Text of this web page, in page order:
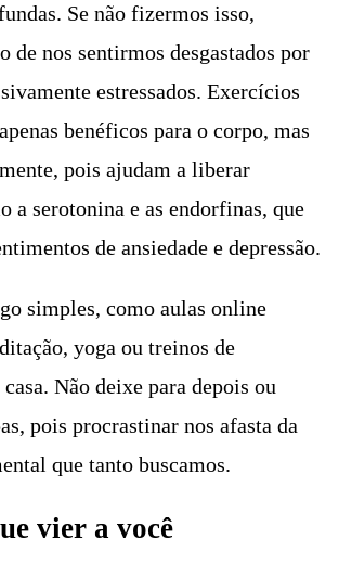
Se não fizermos isso,
de nos sentirmos desgastados por
estressados. Exercícios
benéficos para o corpo, mas
pois ajudam a liberar
a serotonina e as endorfinas, que
de ansiedade e depressão.
simples, como aulas online
yoga ou treinos de
Não deixe para depois ou
pois procrastinar nos afasta da
que tanto buscamos.
vier a você